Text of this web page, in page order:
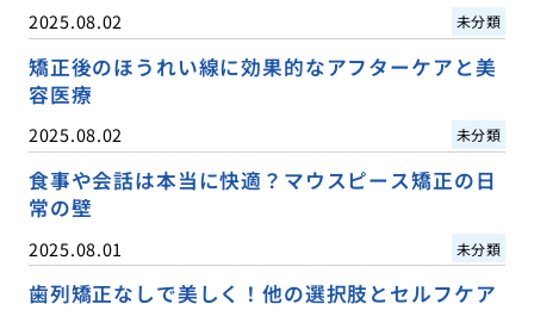
2025.08.02 未分類
矯正後のほうれい線に効果的なアフターケアと美
容医療
2025.08.02 未分類
食事や会話は本当に快適？マウスピース矯正の日
常の壁
2025.08.01 未分類
歯列矯正なしで美しく！他の選択肢とセルフケア